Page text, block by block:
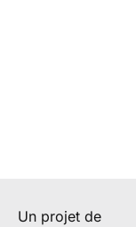
Un projet de